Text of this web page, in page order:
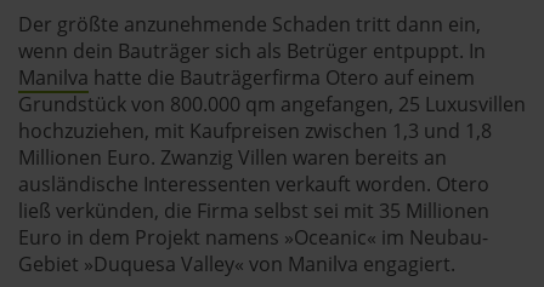
Der größte anzunehmende Schaden tritt dann ein,
wenn dein Bauträger sich als Betrüger entpuppt. In
Manilva hatte die Bauträgerfirma Otero auf einem
Grundstück von 800.000 qm angefangen, 25 Luxusvillen
hochzuziehen, mit Kaufpreisen zwischen 1,3 und 1,8
Millionen Euro. Zwanzig Villen waren bereits an
ausländische Interessenten verkauft worden. Otero
ließ verkünden, die Firma selbst sei mit 35 Millionen
Euro in dem Projekt namens »Oceanic« im Neubau-
Gebiet »Duquesa Valley« von Manilva engagiert.